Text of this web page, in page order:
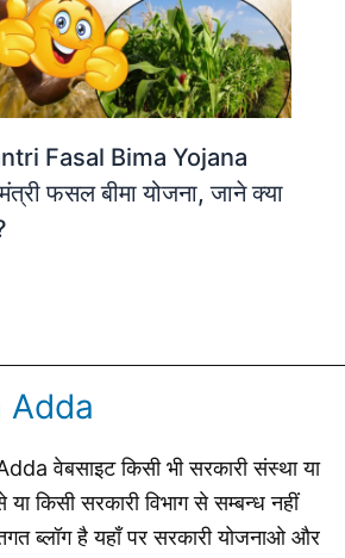
Fasal Bima Yojana
फसल बीमा योजना, जाने क्या
Adda
वेबसाइट किसी भी सरकारी संस्था या
किसी सरकारी विभाग से सम्बन्ध नहीं
ब्लॉग है यहाँ पर सरकारी योजनाओ और